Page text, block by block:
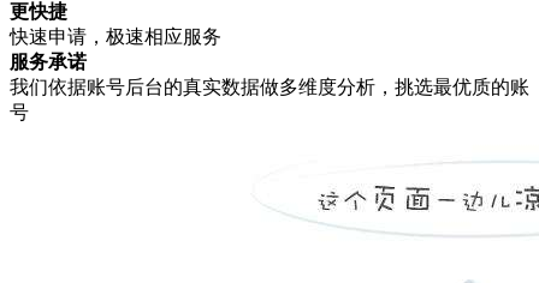
更快捷
快速申请，极速相应服务
服务承诺
我们依据账号后台的真实数据做多维度分析，挑选最优质的账
号